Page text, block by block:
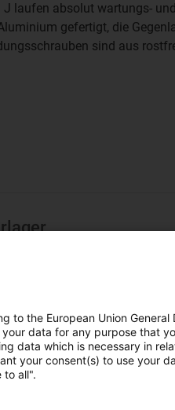
laufen absolut wartungs-
gefertigt, die
sind aus
im Unterschied zu den
Tests haben gezeigt, dass
Materialien für
mit diesen Werkstoffen
Anwendungen sind damit
sind drylin®-Lager
eine Mindesthublänge.
to the European Union General
your data for any purpose that
data which is necessary in
your consent(s) to use your
to all".